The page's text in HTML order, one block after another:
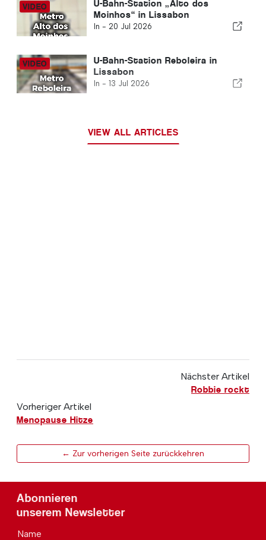
U-Bahn-Station „Alto dos
Moinhos“ in Lissabon
In - 20 Jul 2026
U-Bahn-Station Reboleira in
Lissabon
In - 13 Jul 2026
VIEW ALL ARTICLES
Nächster Artikel
Robbie rockt
Vorheriger Artikel
Menopause Hitze
← Zur vorherigen Seite zurückkehren
Abonnieren
unserem Newsletter
Name